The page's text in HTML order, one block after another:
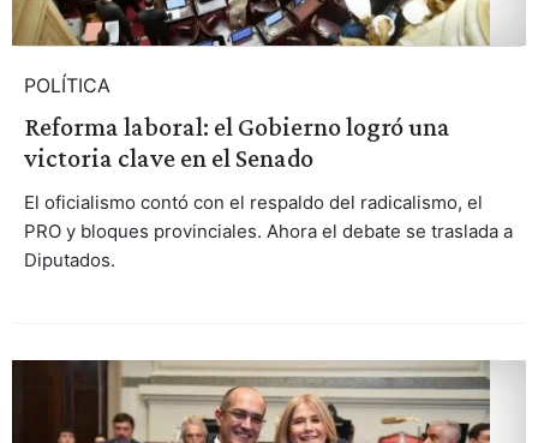
POLÍTICA
Reforma laboral: el Gobierno logró una
victoria clave en el Senado
El oficialismo contó con el respaldo del radicalismo, el
PRO y bloques provinciales. Ahora el debate se traslada a
Diputados.